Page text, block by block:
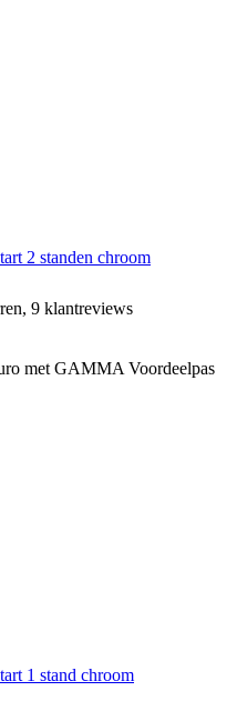
2 standen chroom
9 klantreviews
met GAMMA Voordeelpas
1 stand chroom